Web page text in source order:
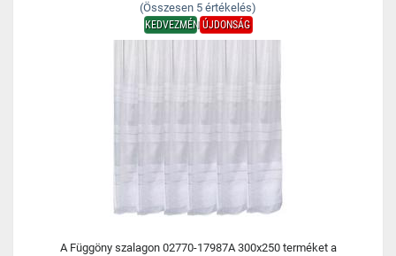
(Összesen 5 értékelés)
KEDVEZMÉNYÚJDONSÁG
A Függöny szalagon 02770-17987A 300x250 terméket a